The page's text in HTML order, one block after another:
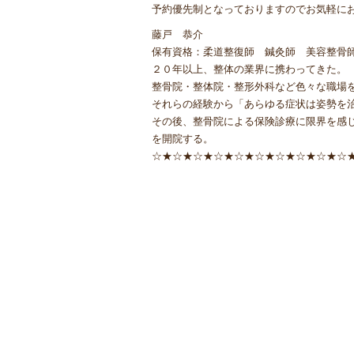
予約優先制となっておりますのでお気軽に
藤戸 恭介
保有資格：柔道整復師 鍼灸師 美容整骨
２０年以上、整体の業界に携わってきた。
整骨院・整体院・整形外科など色々な職場
それらの経験から「あらゆる症状は姿勢を
その後、整骨院による保険診療に限界を感
を開院する。